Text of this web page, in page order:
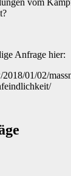
Anfrage hier:
01/02/